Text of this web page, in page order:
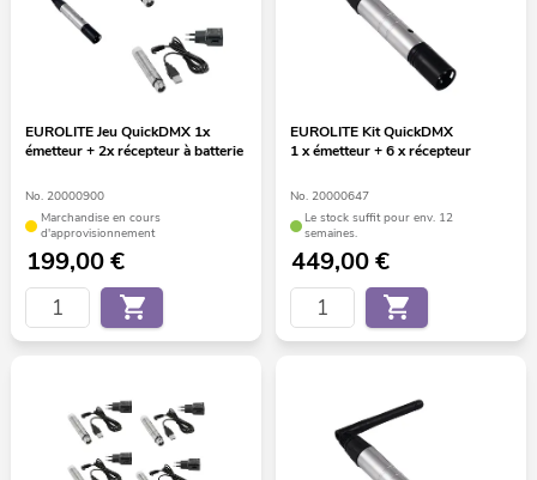
EUROLITE Jeu QuickDMX 1x
émetteur + 2x récepteur à batterie
No. 20000900
Marchandise en cours
d'approvisionnement
199,00€
EUROLITE Kit QuickDMX
1 x émetteur + 6 x récepteur
No. 20000647
Le stock suffit pour env. 12
semaines.
449,00€